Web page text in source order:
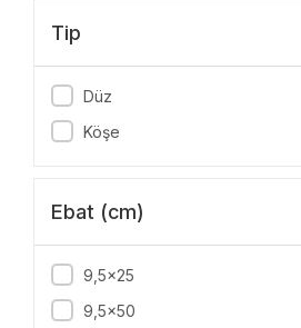
Tip
Düz
Köşe
Ebat (cm)
9,5x25
9,5x50